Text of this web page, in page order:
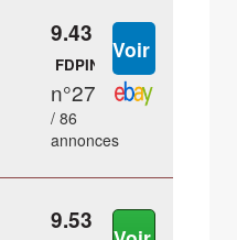
9.43 €
FDPIN
n°27
/ 86
annonces
9.53 €